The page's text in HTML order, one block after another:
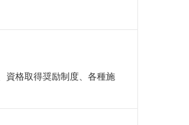
資格取得奨励制度、各種施